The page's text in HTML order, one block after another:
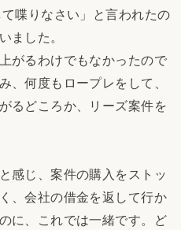
喋りなさい」と言われたの
ました。
がるわけでもなかったので
、何度もロープレをして、
るどころか、リーズ案件を
感じ、案件の購入をストッ
、会社の借金を返して行か
に、これでは一緒です。ど